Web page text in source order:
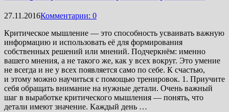
27.11.2016Комментарии: 0
Критическое мышление — это способность усваивать важную
информацию и использовать её для формирования
собственных решений или мнений. Подчеркнём: именно
вашего мнения, а не такого же, как у всех вокруг. Это умение
не всегда и не у всех появляется само по себе. К счастью,
и этому можно научиться с помощью тренировок. 1. Приучите
себя обращать внимание на нужные детали. Очень важный
шаг в выработке критического мышления — понять, что
детали имеют значение. Каждый день …